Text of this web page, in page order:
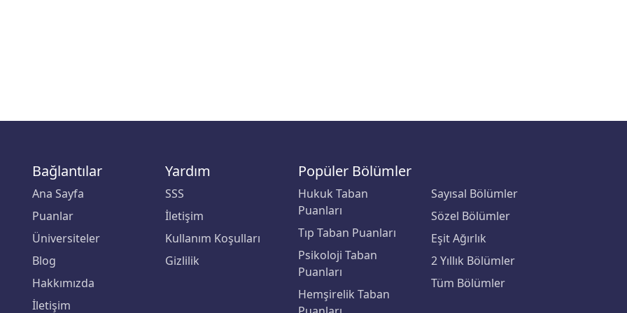
Bağlantılar
Ana Sayfa
Puanlar
Üniversiteler
Blog
Hakkımızda
İletişim
Yardım
SSS
İletişim
Kullanım Koşulları
Gizlilik
Popüler Bölümler
Hukuk Taban
Puanları
Tıp Taban Puanları
Psikoloji Taban
Puanları
Hemşirelik Taban
Sayısal Bölümler
Sözel Bölümler
Eşit Ağırlık
2 Yıllık Bölümler
Tüm Bölümler